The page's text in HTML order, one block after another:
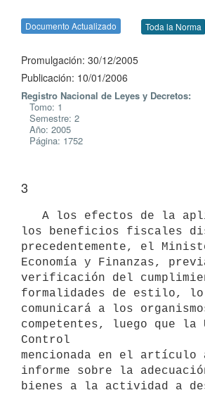
Documento Actualizado Toda la Norma
Promulgación: 30/12/2005
Publicación: 10/01/2006
Registro Nacional de Leyes y Decretos:
Tomo: 1
Semestre: 2
Año: 2005
Página: 1752
3
los beneficios fiscales
precedentemente, el
Economía y Finanzas,
verificación del
formalidades de estilo, lo
comunicará a los
competentes, luego que la
Control
mencionada en el artículo
informe sobre la
bienes a la actividad a